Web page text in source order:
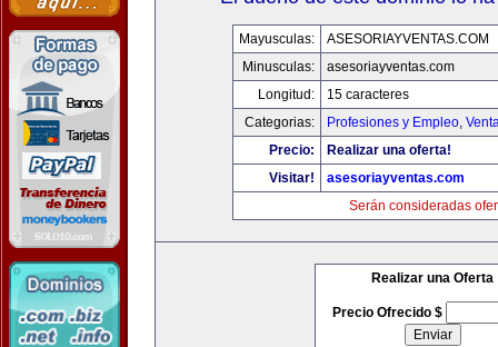
Mayusculas:
ASESORIAYVENTAS.COM
Minusculas:
asesoriayventas.com
Longitud:
15 caracteres
Categorias:
Profesiones y Empleo,
Precio:
Realizar una oferta!
Visitar!
asesoriayventas.com
Serán consideradas
Realizar una Oferta
Precio Ofrecido $